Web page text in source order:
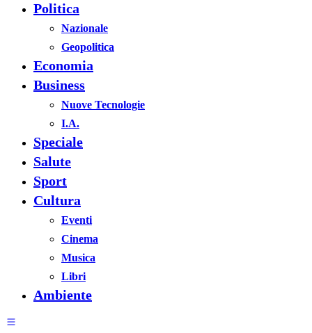
Politica
Nazionale
Geopolitica
Economia
Business
Nuove Tecnologie
I.A.
Speciale
Salute
Sport
Cultura
Eventi
Cinema
Musica
Libri
Ambiente